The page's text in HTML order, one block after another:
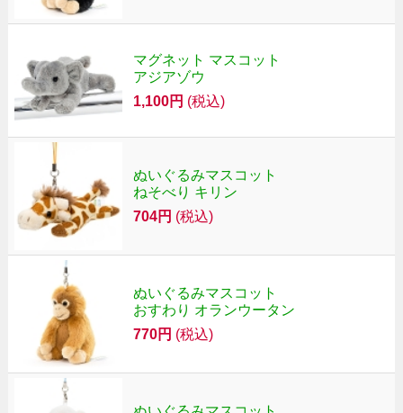
マグネット マスコット
アジアゾウ
1,100円 (税込)
ぬいぐるみマスコット
ねそべり キリン
704円 (税込)
ぬいぐるみマスコット
おすわり オランウータン
770円 (税込)